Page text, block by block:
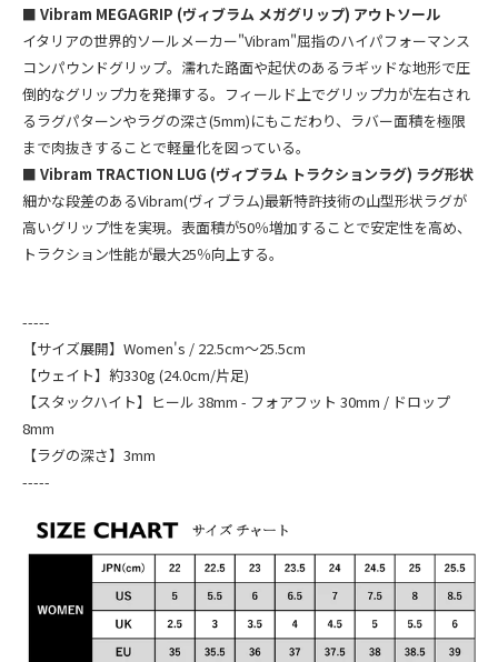
■ Vibram MEGAGRIP (ヴィブラム メガグリップ) アウトソール
イタリアの世界的ソールメーカー"Vibram"屈指のハイパフォーマンス
コンパウンドグリップ。濡れた路面や起伏のあるラギッドな地形で圧
倒的なグリップ力を発揮する。フィールド上でグリップ力が左右され
るラグパターンやラグの深さ(5mm)にもこだわり、ラバー面積を極限
まで肉抜きすることで軽量化を図っている。
■ Vibram TRACTION LUG (ヴィブラム トラクションラグ) ラグ形状
細かな段差のあるVibram(ヴィブラム)最新特許技術の山型形状ラグが
高いグリップ性を実現。表面積が50％増加することで安定性を高め、
トラクション性能が最大25％向上する。
-----
【サイズ展開】Women's / 22.5cm～25.5cm
【ウェイト】約330g (24.0cm/片足)
【スタックハイト】ヒール 38mm - フォアフット 30mm / ドロップ
8mm
【ラグの深さ】3mm
-----